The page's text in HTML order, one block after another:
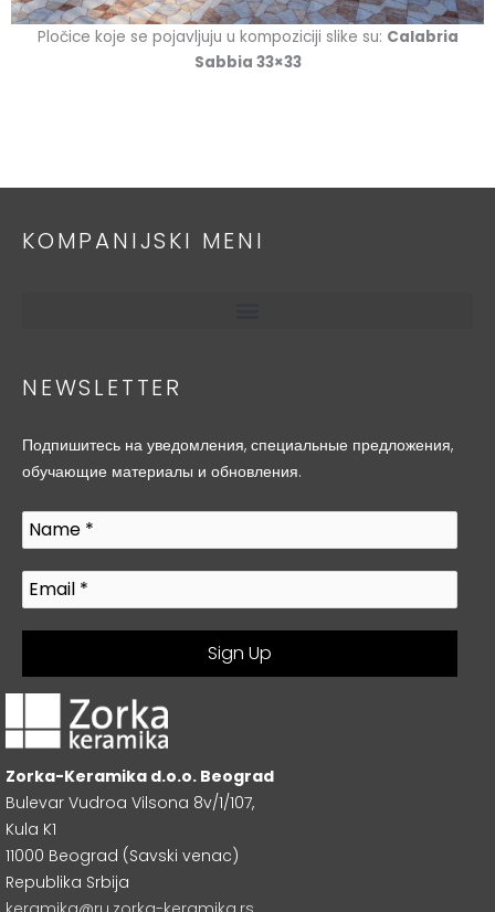
Pločice koje se pojavljuju u kompoziciji slike su: Calabria
Sabbia 33×33
KOMPANIJSKI MENI
NEWSLETTER
Подпишитесь на уведомления, специальные предложения,
обучающие материалы и обновления.
Zorka-Keramika d.o.o. Beograd
Bulevar Vudroa Vilsona 8v/1/107,
Kula K1
11000 Beograd (Savski venac)
Republika Srbija